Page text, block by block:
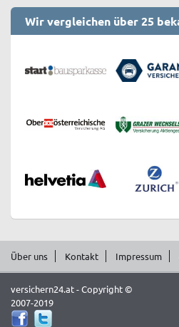
Wir vergleichen über 25
Über uns Kontakt Impressum
versichern24.at - Copyright ©
2007-2019